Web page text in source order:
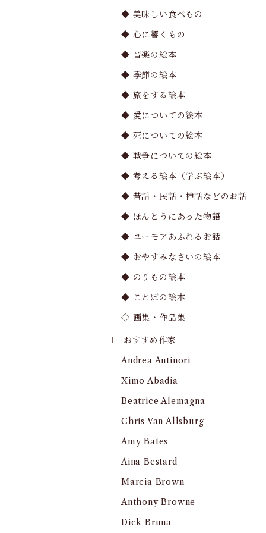
◆ 美味しい食べもの
◆ 心に響くもの
◆ 音楽の絵本
◆ 季節の絵本
◆ 旅をする絵本
◆ 愛についての絵本
◆ 死についての絵本
◆ 戦争についての絵本
◆ 考える絵本（学ぶ絵本）
◆ 昔話・民話・神話などのお話
◆ ほんとうにあった物語
◆ ユーモアあふれるお話
◆ おやすみなさいの絵本
◆ のりもの絵本
◆ ことばの絵本
◇ 画集・作品集
□ おすすめ作家
Andrea Antinori
Ximo Abadia
Beatrice Alemagna
Chris Van Allsburg
Amy Bates
Aina Bestard
Marcia Brown
Anthony Browne
Dick Bruna